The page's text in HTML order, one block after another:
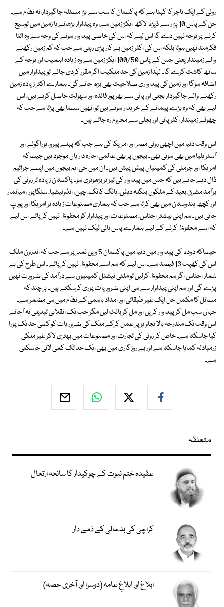
روئی کے ایک تاجر کا کہنا ہے کہ پاکستان کا سب سے بڑا مسئلہ جاگیردارانہ نظام ہے۔
جن کے پاس 10 ہزار سے ڈیڑھ لاکھ ایکڑ زمین ہے، وہ پیداوار بڑھانے یا زمین میں توسیع
کرنے پر توجہ نہیں دے گا اس لیے کہ اس کی خاصی پیداوار ہونے کی وجہ سے وہ اتنا
فکرمند نہیں ہوتا بلکہ اس کی اکثر زمین بے کار پڑی رہتی ہے جب کہ کم زمین رکھنے
والے زمیندار یعنی جس کے پاس 100/50 ایکڑ زمین ہے وہ زیادہ اہمیت اور توجہ کے
ساتھ کاشت کرے گا۔ لہٰذا زمین کی حد ملکیت اگر مقرر کردی جائے تو پیداوار میں
اضافہ ہوگا اور زمین کی پیداواری صلاحیت بھی بڑھ جائے گی۔ ہمارے اکثر زیادہ زمین
رکھنے والے جاگیردار بجلی اور پانی سے بھرپور فائدہ اور سہولت حاصل کرتے ہیں، اس
لیے بھی کہ وہ بڑے پیمانے کے خریدار ہوتے ہیں تو انھیں سستا بھی پڑتا ہے جب کہ
چھوٹے زمیندار اکثر پانی اور بجلی سے محروم رہ جاتے ہیں۔
اس وقت دنیا میں اچھی روئی مصر اور امریکا کی ہے جب کہ پہلے پیرو، یوراگوئے اور
آسٹریلیا میں بھی ہوتی تھی۔ بیجوں پر بھی عالمی اجارہ داریاں موجود ہیں جیساکہ
امریکا اور جرمنی کی کمپنیاں پیش پیش ہیں۔ ان میں جی ایم بیجوں میں ایسے جراثیم
ڈال دیے جاتے ہیں کہ جس میں پیداوار کی تیز تر بڑھوتری ہو۔ پاکستان زیادہ تر روئی کی
برآمد مشرق بعید کے ملکوں بنگلہ دیش، ہانگ کانگ، چین، انڈونیشیا، سنگاپور ، میانمار
اور کچھ ہندوستان میں بھی کرتا ہے جب کہ ہماری مصنوعات زیادہ تر امریکا اور یورپ
جاتی ہیں۔ ہم اپنی بیشتر اجناس، مصنوعات اور پیداوار کو محفوظ نہیں کرپاتے اس لیے
کہ اسے محفوظ کرنے کے لیے ہمارے پاس ہائی ٹیک نہیں ہے۔
جیساکہ دودھ کی پیداوار میں دنیا میں پاکستان 5 ویں نمبر پر ہے جب کہ اندرون ملک
اس کی کھپت 13 فیصد ہے۔ اس لیے کہ ہم اسے محفوظ نہیں کرپاتے۔ اس طرح کی بے
شمار اجناس اگر ہم محفوظ کرلیں تو ملٹی نیشنل کمپنیوں سے درآمد کی ضرورت نہیں
پڑے گی اور ہم اپنی پیداوار سے ہی اپنی ضروریات پوری کرسکتے ہیں۔ ہر چند کہ
مسائل کا مکمل حل ایک غیر طبقاتی اور امداد باہمی کے نظام میں ہی مضمر ہے۔
جہاں سب مل کر پیداوار کریں اور مل کر بانٹ لیں مگر جب تک انقلابی تبدیلی نہ آجائے
اس وقت تک مندرجہ بالا تجاویز پر عمل کرکے ملک کی ضروریات کو کسی حد تک پورا
کیا جاسکتا ہے۔ خاص کر روئی کی تجارت اور مصنوعات میں بہتری لاکر غیر ملکی
زرمبادلہ کمایا جاسکتا ہے اور بے روزگاری میں بھی ایک حد تک کمی لائی جاسکتی
ہے۔
متعلقہ
عقیدہ ختم نبوت کے چوکیدار کا سانحہ ارتحال
کراچی کی بدحالی کے ذمے دار
ابلاغ اور ابلاغِ عامہ (دوسرا اور آخری حصہ)